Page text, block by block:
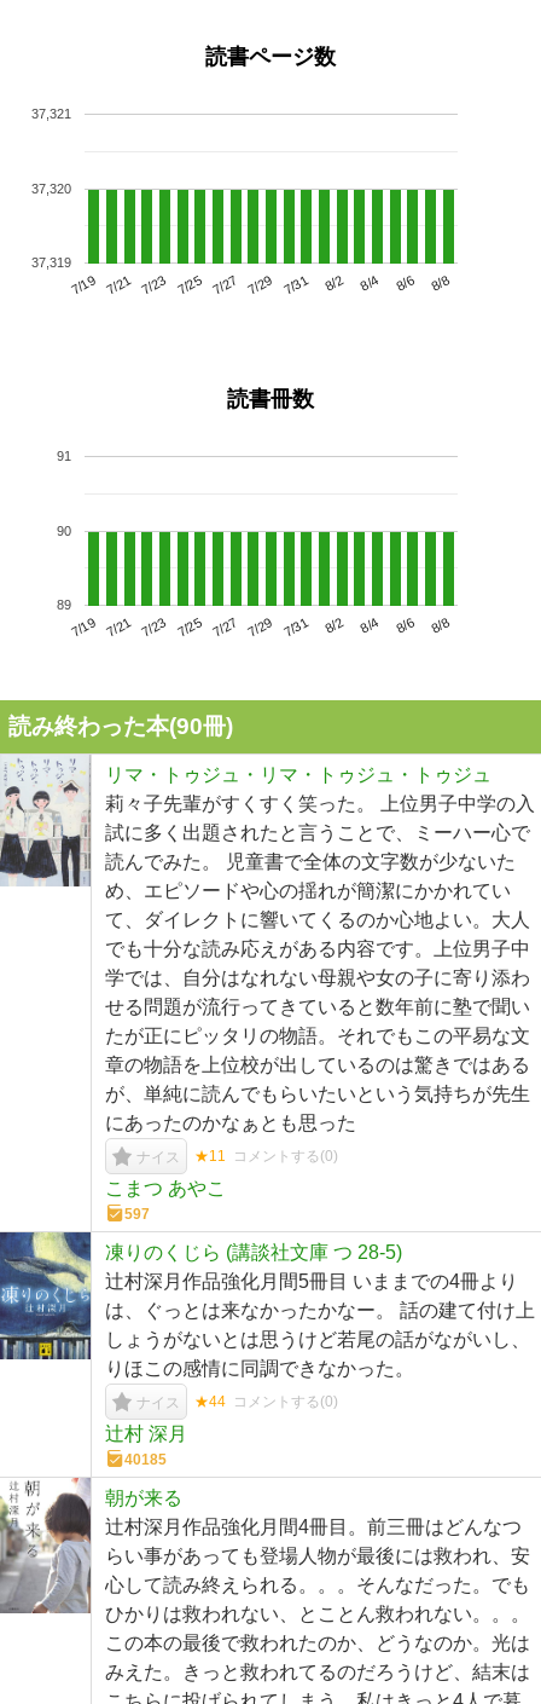
読書ページ数
7/19 7/21 7/23 7/25 7/27 7/29 7/31 8/2 8/4 8/6 8/8
37,319
37,320
37,321
読書冊数
7/19 7/21 7/23 7/25 7/27 7/29 7/31 8/2 8/4 8/6 8/8
89
90
91
読み終わった本(90冊)
リマ・トゥジュ・リマ・トゥジュ・トゥジュ
莉々子先輩がすくすく笑った。 上位男子中学の入
試に多く出題されたと言うことで、ミーハー心で
読んでみた。 児童書で全体の文字数が少ないた
め、エピソードや心の揺れが簡潔にかかれてい
て、ダイレクトに響いてくるのか心地よい。大人
でも十分な読み応えがある内容です。上位男子中
学では、自分はなれない母親や女の子に寄り添わ
せる問題が流行ってきていると数年前に塾で聞い
たが正にピッタリの物語。それでもこの平易な文
章の物語を上位校が出しているのは驚きではある
が、単純に読んでもらいたいという気持ちが先生
にあったのかなぁとも思った
ナイス ★11 コメントする(0)
こまつ あやこ
597
凍りのくじら (講談社文庫 つ 28-5)
辻村深月作品強化月間5冊目 いままでの4冊より
は、ぐっとは来なかったかなー。 話の建て付け上
しょうがないとは思うけど若尾の話がながいし、
りほこの感情に同調できなかった。
ナイス ★44 コメントする(0)
辻村 深月
40185
朝が来る
辻村深月作品強化月間4冊目。前三冊はどんなつ
らい事があっても登場人物が最後には救われ、安
心して読み終えられる。。。そんなだった。でも
ひかりは救われない、とことん救われない。。。
この本の最後で救われたのか、どうなのか。光は
みえた。きっと救われてるのだろうけど、結末は